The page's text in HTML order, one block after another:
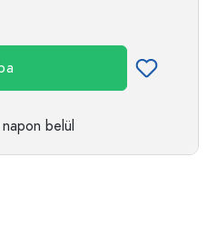
belül